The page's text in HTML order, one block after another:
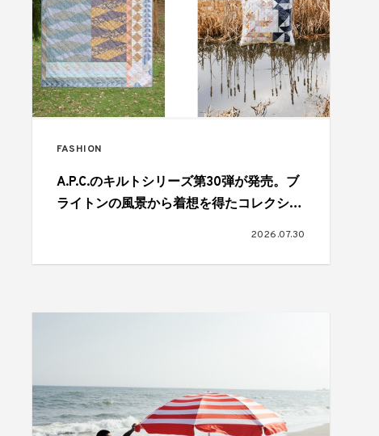
FASHION
A.P.C.のキルトシリーズ第30弾が発売。ブ
ライトンの風景から着想を得たコレクショ
2026.07.30